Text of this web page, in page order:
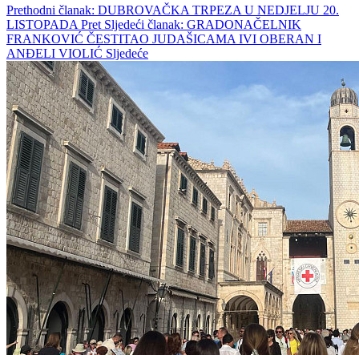
Prethodni članak: DUBROVAČKA TRPEZA U NEDJELJU 20.
LISTOPADA Pret Sljedeći članak: GRADONAČELNIK
FRANKOVIĆ ČESTITAO JUDAŠICAMA IVI OBERAN I
ANĐELI VIOLIĆ Sljedeće